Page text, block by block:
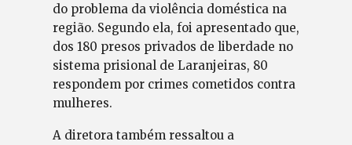
do problema da violência doméstica na
região. Segundo ela, foi apresentado que,
dos 180 presos privados de liberdade no
sistema prisional de Laranjeiras, 80
respondem por crimes cometidos contra
mulheres.
A diretora também ressaltou a